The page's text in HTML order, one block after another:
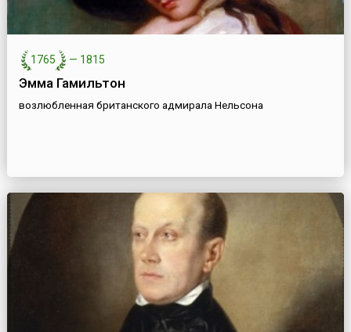
1765 — 1815
Эмма Гамильтон
возлюбленная британского адмирала Нельсона